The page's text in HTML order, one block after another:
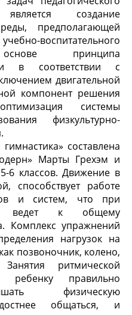
создание
предполагающей
воспитательного
принципа
и в соответствии с
двигательной
компонент решения
системы
физкультурно-
составлена
Марты Грехэм и
6 классов. Движение в
способствует работе
и систем, что при
ведет к общему
Комплекс упражнений
нагрузок на
позвоночник, колено,
ритмической
ребенку правильно
физическую
общаться, и